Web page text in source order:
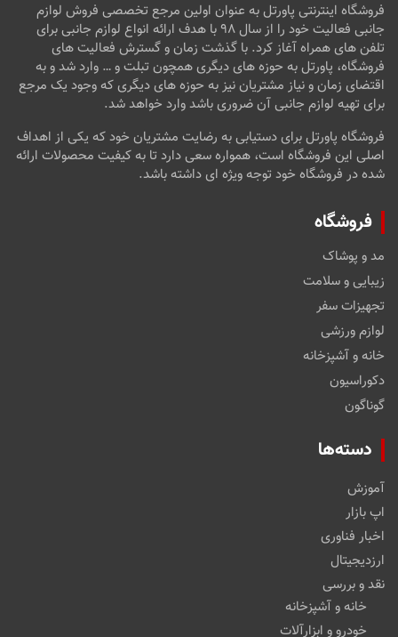
فروشگاه اینترنتی پاورتل به عنوان اولین مرجع تخصصی فروش لوازم
جانبی فعالیت خود را از سال ۹۸ با هدف ارائه انواع لوازم جانبی برای
تلفن های همراه آغاز کرد. با گذشت زمان و گسترش فعالیت های
فروشگاه، پاورتل به حوزه های دیگری همچون تبلت و … وارد شد و به
اقتضای زمان و نیاز مشتریان نیز به حوزه های دیگری که وجود یک مرجع
برای تهیه لوازم جانبی آن ضروری باشد وارد خواهد شد.
فروشگاه پاورتل برای دستیابی به رضایت مشتریان خود که یکی از اهداف
اصلی این فروشگاه است، همواره سعی دارد تا به کیفیت محصولات ارائه
شده در فروشگاه خود توجه ویژه ای داشته باشد.
فروشگاه
مد و پوشاک
زیبایی و سلامت
تجهیزات سفر
لوازم ورزشی
خانه و آشپزخانه
دکوراسیون
گوناگون
دسته‌ها
آموزش
اپ بازار
اخبار فناوری
ارزدیجیتال
نقد و بررسی
خانه و آشپزخانه
خودرو و ابزارآلات